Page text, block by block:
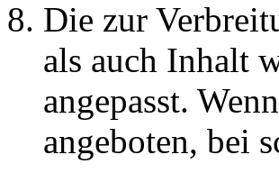
Die zur
als auch Inhalt
angepasst.
angeboten, bei